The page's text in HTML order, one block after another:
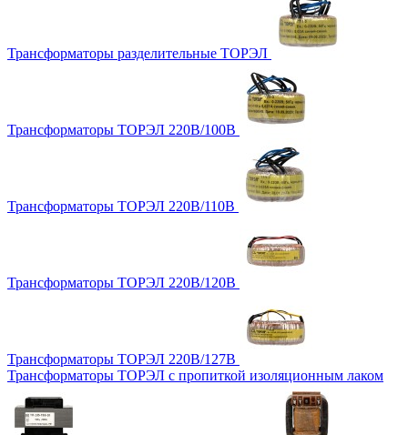
Трансформаторы разделительные ТОРЭЛ
Трансформаторы ТОРЭЛ 220В/100В
Трансформаторы ТОРЭЛ 220В/110В
Трансформаторы ТОРЭЛ 220В/120В
Трансформаторы ТОРЭЛ 220В/127В
Трансформаторы ТОРЭЛ с пропиткой изоляционным лаком